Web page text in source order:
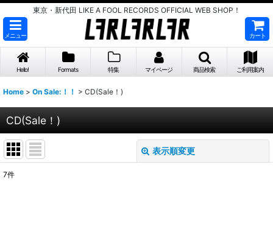
東京・新代田 LIKE A FOOL RECORDS OFFICIAL WEB SHOP！
メニュー カート
Hello! Formats 特集 マイページ 商品検索 ご利用案内
Home > On Sale:！！ > CD(Sale！)
CD(Sale！)
表示順変更
7件